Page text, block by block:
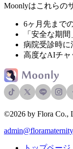
Moonlyはこれらの
6ヶ月先まで
「安全な期
病院受診時に
高度なAIチャ
©2026 by Flora Co.,